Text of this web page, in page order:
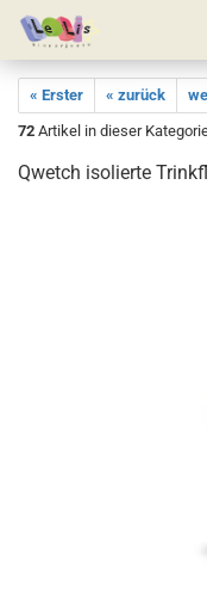
« Erster « zurück
72 Artikel in dieser
Qwetch isolierte